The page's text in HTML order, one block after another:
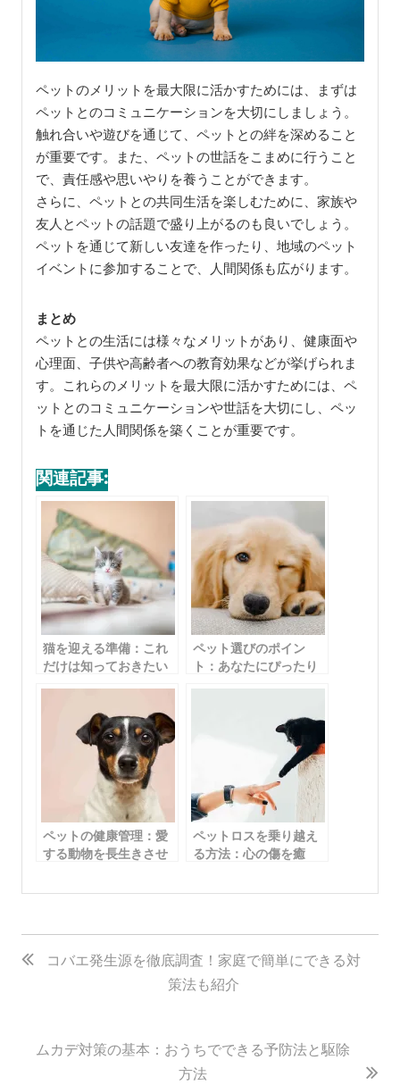
ペットのメリットを最大限に活かすためには、まずは
ペットとのコミュニケーションを大切にしましょう。
触れ合いや遊びを通じて、ペットとの絆を深めること
が重要です。また、ペットの世話をこまめに行うこと
で、責任感や思いやりを養うことができます。
さらに、ペットとの共同生活を楽しむために、家族や
友人とペットの話題で盛り上がるのも良いでしょう。
ペットを通じて新しい友達を作ったり、地域のペット
イベントに参加することで、人間関係も広がります。
まとめ
ペットとの生活には様々なメリットがあり、健康面や
心理面、子供や高齢者への教育効果などが挙げられま
す。これらのメリットを最大限に活かすためには、ペ
ットとのコミュニケーションや世話を大切にし、ペッ
トを通じた人間関係を築くことが重要です。
関連記事:
猫を迎える準備：これ
だけは知っておきたい
ペット選びのポイン
ト：あなたにぴったり
ペットの健康管理：愛
する動物を長生きさせ
方法
ペットロスを乗り越え
る方法：心の傷を癒
むための5つのステップ
投
稿
ゲ
コバエ発生源を徹底調査！家庭で簡単にできる対
策法も紹介
ムカデ対策の基本：おうちでできる予防法と駆除
方法